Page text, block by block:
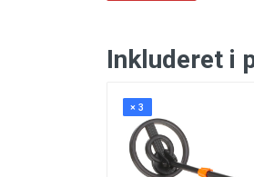
Inkluderet i
× 3